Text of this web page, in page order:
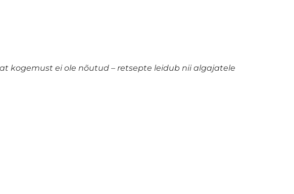
kogemust ei ole nõutud – retsepte leidub nii algajatele